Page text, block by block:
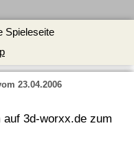
Spieleseite
23.04.2006
3d-worxx.de zum